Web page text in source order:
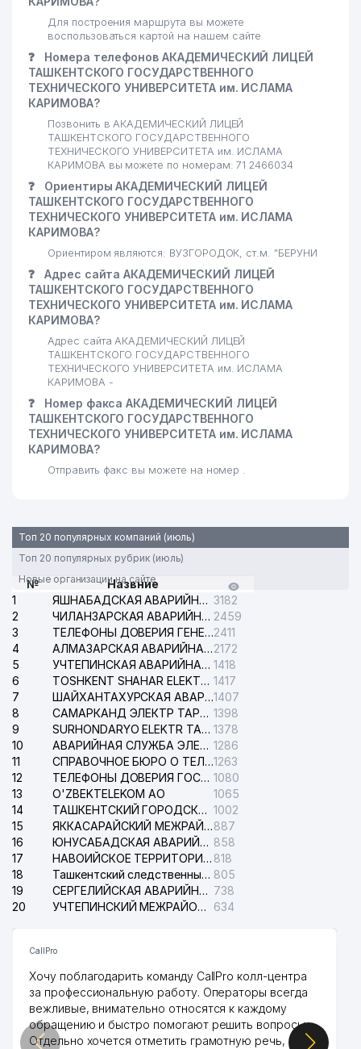
Для построения маршрута вы можете
воспользоваться картой на нашем сайте
❓
Номера телефонов АКАДЕМИЧЕСКИЙ ЛИЦЕЙ
ТАШКЕНТСКОГО ГОСУДАРСТВЕННОГО
ТЕХНИЧЕСКОГО УНИВЕРСИТЕТА им. ИСЛАМА
КАРИМОВА?
Позвонить в АКАДЕМИЧЕСКИЙ ЛИЦЕЙ
ТАШКЕНТСКОГО ГОСУДАРСТВЕННОГО
ТЕХНИЧЕСКОГО УНИВЕРСИТЕТА им. ИСЛАМА
КАРИМОВА вы можете по номерам: 71 2466034
❓
Ориентиры АКАДЕМИЧЕСКИЙ ЛИЦЕЙ
ТАШКЕНТСКОГО ГОСУДАРСТВЕННОГО
ТЕХНИЧЕСКОГО УНИВЕРСИТЕТА им. ИСЛАМА
КАРИМОВА?
Ориентиром являются: ВУЗГОРОДОК, ст.м. "БЕРУНИ
❓
Адрес сайта АКАДЕМИЧЕСКИЙ ЛИЦЕЙ
ТАШКЕНТСКОГО ГОСУДАРСТВЕННОГО
ТЕХНИЧЕСКОГО УНИВЕРСИТЕТА им. ИСЛАМА
КАРИМОВА?
Адрес сайта АКАДЕМИЧЕСКИЙ ЛИЦЕЙ
ТАШКЕНТСКОГО ГОСУДАРСТВЕННОГО
ТЕХНИЧЕСКОГО УНИВЕРСИТЕТА им. ИСЛАМА
КАРИМОВА -
❓
Номер факса АКАДЕМИЧЕСКИЙ ЛИЦЕЙ
ТАШКЕНТСКОГО ГОСУДАРСТВЕННОГО
ТЕХНИЧЕСКОГО УНИВЕРСИТЕТА им. ИСЛАМА
КАРИМОВА?
Отправить факс вы можете на номер .
Топ 20 популярных компаний (июль)
Топ 20 популярных рубрик (июль)
Новые организации на сайте
№
Назвние
1
ЯШНАБАДСКАЯ АВАРИЙНАЯ СЛУЖБА ЭЛЕКТРОСЕТИ 3182
2
ЧИЛАНЗАРСКАЯ АВАРИЙНАЯ СЛУЖБА ЭЛЕКТРОСЕТИ 2459
3
ТЕЛЕФОНЫ ДОВЕРИЯ ГЕНЕРАЛЬНОЙ ПРОКУРАТУРЫ РЕСПУБЛИКИ УЗБЕКИСТАН2411
4
АЛМАЗАРСКАЯ АВАРИЙНАЯ СЛУЖБА ЭЛЕКТРОСЕТИ2172
5
УЧТЕПИНСКАЯ АВАРИЙНАЯ СЛУЖБА ЭЛЕКТРОСЕТИ 1418
6
TOSHKENT SHAHAR ELEKTR TARMOQLARI KORXONASI АО 1417
7
ШАЙХАНТАХУРСКАЯ АВАРИЙНАЯ СЛУЖБА ЭЛЕКТРОСЕТИ1407
8
САМАРКАНД ЭЛЕКТР ТАРМОКЛАРИ АО 1398
9
SURHONDARYO ELEKTR TARMOKLARI АО 1378
10
АВАРИЙНАЯ СЛУЖБА ЭЛЕКТРОСЕТИ ТАШКЕНТСКОГО РАЙОНА 1286
11
СПРАВОЧНОЕ БЮРО О ТЕЛЕФОНАХ ОРГАНИЗАЦИЙ г. ТАШКЕНТА1263
12
ТЕЛЕФОНЫ ДОВЕРИЯ ГОСУДАРСТВЕННОГО ЦЕНТРА ТЕСТИРОВАНИЯ 1080
13
O'ZBEKTELEKOM АО
1065
14
ТАШКЕНТСКИЙ ГОРОДСКОЙ СУД ПО ГРАЖДАНСКИМ ДЕЛАМ 1002
15
ЯККАСАРАЙСКИЙ МЕЖРАЙОННЫЙ СУД ПО ГРАЖДАНСКИМ ДЕЛАМ887
16
ЮНУСАБАДСКАЯ АВАРИЙНАЯ СЛУЖБА ЭЛЕКТРОСЕТИ 858
17
НАВОИЙСКОЕ ТЕРРИТОРИАЛЬНОЕ ПРЕДПРИЯТИЕ ЭЛЕКТРОСЕТИ АО 818
18
Ташкентский следственный изолятор 805
19
СЕРГЕЛИЙСКАЯ АВАРИЙНАЯ СЛУЖБА ЭЛЕКТРОСЕТИ 738
20
УЧТЕПИНСКИЙ МЕЖРАЙОННЫЙ СУД ПО ГРАЖДАНСКИМ ДЕЛАМ 634
CallPro
Хочу поблагодарить команду CallPro колл-центра
за профессиональную работу. Операторы всегда
вежливые, внимательно относятся к каждому
обращению и быстро помогают решить вопросы.
Отдельно хочется отметить грамотную речь,